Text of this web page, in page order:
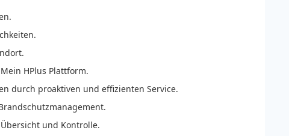
HPlus Plattform.
durch proaktiven und effizienten Service.
und Kontrolle.